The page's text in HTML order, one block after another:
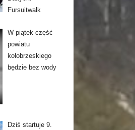
Fursuitwalk
W piątek część
powiatu
kołobrzeskiego
będzie bez wody
Dziś startuje 9.